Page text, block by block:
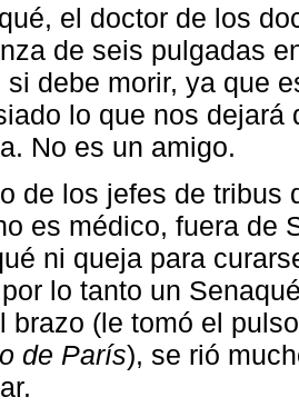
el doctor de los
de seis pulgadas
si debe morir, ya que
lo que nos dejará
No es un amigo.
de los jefes de
es médico, fuera de
ni queja para
lo tanto un
brazo (le tomó el
de París), se rió